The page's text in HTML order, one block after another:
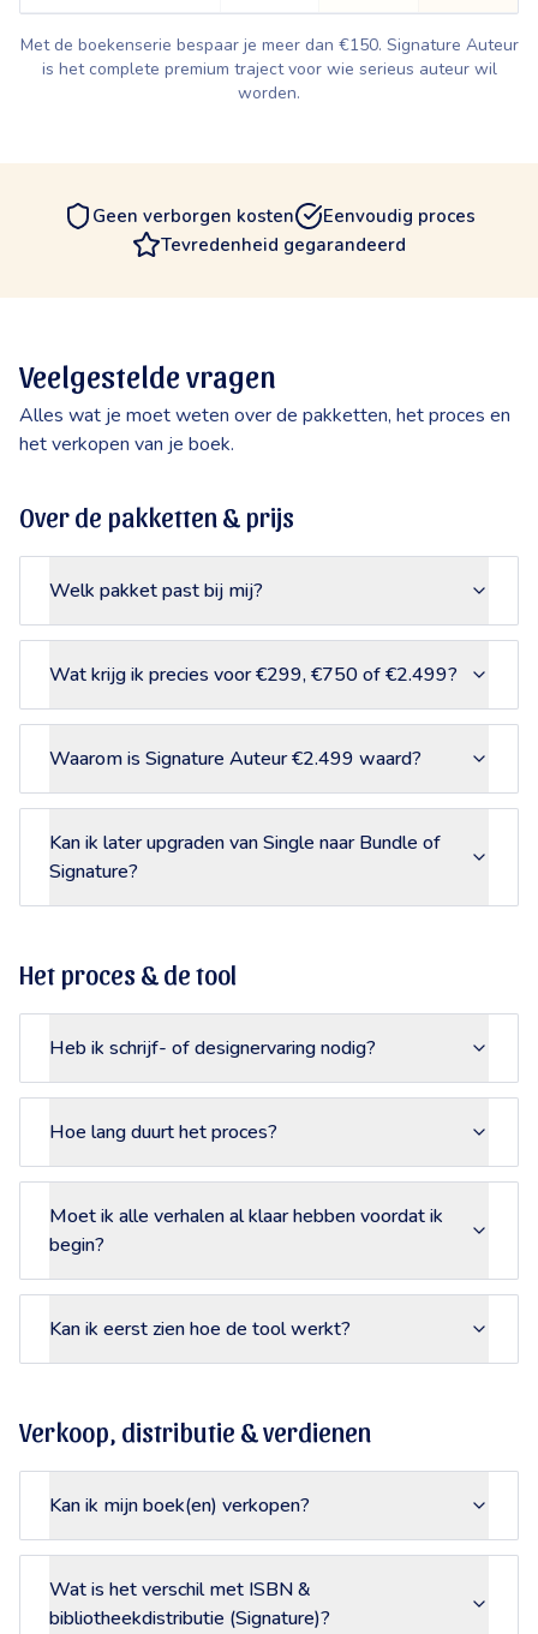
Met de boekenserie bespaar je meer dan €150. Signature Auteur
is het complete premium traject voor wie serieus auteur wil
worden.
Geen verborgen kosten
Eenvoudig proces
Tevredenheid gegarandeerd
Veelgestelde vragen
Alles wat je moet weten over de pakketten, het proces en
het verkopen van je boek.
Over de pakketten & prijs
Welk pakket past bij mij?
Wat krijg ik precies voor €299, €750 of €2.499?
Waarom is Signature Auteur €2.499 waard?
Kan ik later upgraden van Single naar Bundle of
Signature?
Het proces & de tool
Heb ik schrijf- of designervaring nodig?
Hoe lang duurt het proces?
Moet ik alle verhalen al klaar hebben voordat ik
begin?
Kan ik eerst zien hoe de tool werkt?
Verkoop, distributie & verdienen
Kan ik mijn boek(en) verkopen?
Wat is het verschil met ISBN &
bibliotheekdistributie (Signature)?